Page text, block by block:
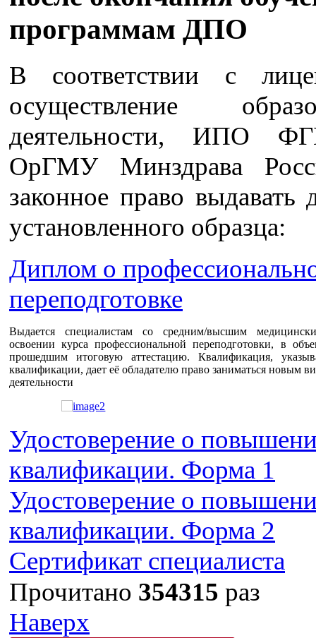
программам ДПО
В соответствии с
осуществление
деятельности, ИПО
ОрГМУ Минздрава
законное право выдавать
установленного образца:
Диплом о
переподготовке
Выдается специалистам со средним/высшим
освоении курса профессиональной переподготовки, в
прошедшим итоговую аттестацию. Квалификация,
квалификации, дает её обладателю право заниматься новым
деятельности
Удостоверение о
квалификации. Форма 1
Удостоверение о
квалификации. Форма 2
Сертификат специалиста
Прочитано 354315 раз
Наверх